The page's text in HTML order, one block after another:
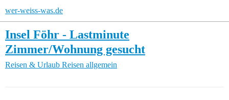
wer-weiss-was.de
Insel Föhr - Lastminute
Zimmer/Wohnung gesucht
Reisen & Urlaub Reisen allgemein